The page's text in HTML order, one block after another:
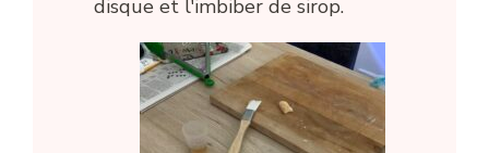
disque et l'imbiber de sirop.